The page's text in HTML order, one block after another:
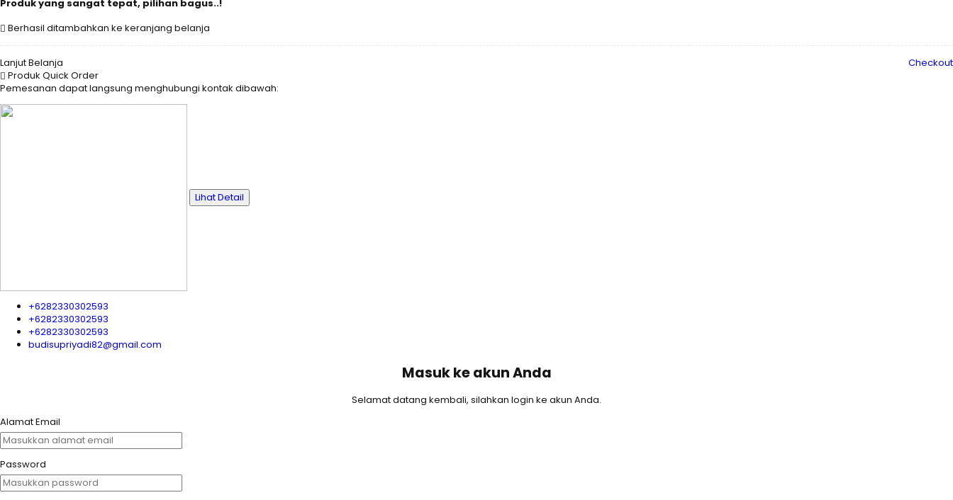
Produk yang sangat tepat, pilihan bagus..!
Berhasil ditambahkan ke keranjang belanja
Lanjut Belanja
Checkout
Produk Quick Order
Pemesanan dapat langsung menghubungi kontak dibawah:
Lihat Detail
+6282330302593
+6282330302593
+6282330302593
budisupriyadi82@gmail.com
Masuk ke akun Anda
Selamat datang kembali, silahkan login ke akun Anda.
Alamat Email
Password